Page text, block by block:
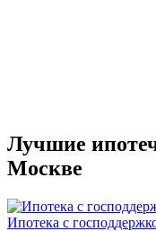
Лучшие
Москве
Ипотека с